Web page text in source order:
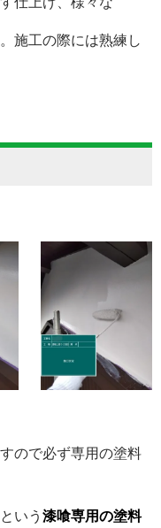
施工の際には熟練し
ので必ず専用の塗料
という 漆喰専用の塗料